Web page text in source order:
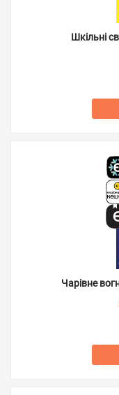
Шкільні
Чарівне